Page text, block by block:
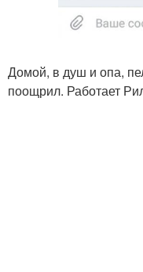
Домой, в душ и опа,
поощрил. Работает